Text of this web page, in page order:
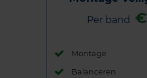
Per band
Montage
Balanceren